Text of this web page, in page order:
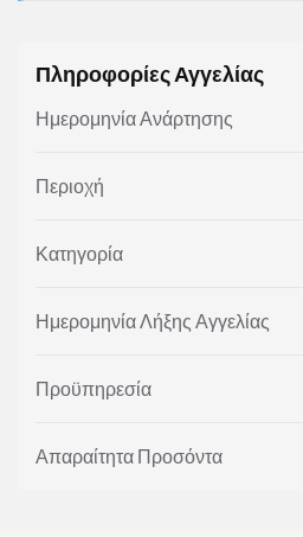
Πληροφορίες Αγγελίας
Ημερομηνία Ανάρτησης
Περιοχή
Κατηγορία
Ημερομηνία Λήξης Αγγελίας
Προϋπηρεσία
Απαραίτητα Προσόντα